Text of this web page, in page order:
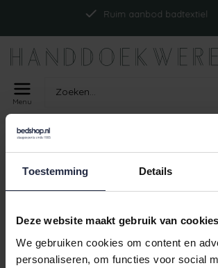
Toestemming Details
Deze website maakt gebruik van cookies
We gebruiken cookies om content en
personaliseren, om functies voor social
Ruim aanbod badtextiel
Menu
Home
PRODUCTEN GETAGD
Geen producten gevonden!